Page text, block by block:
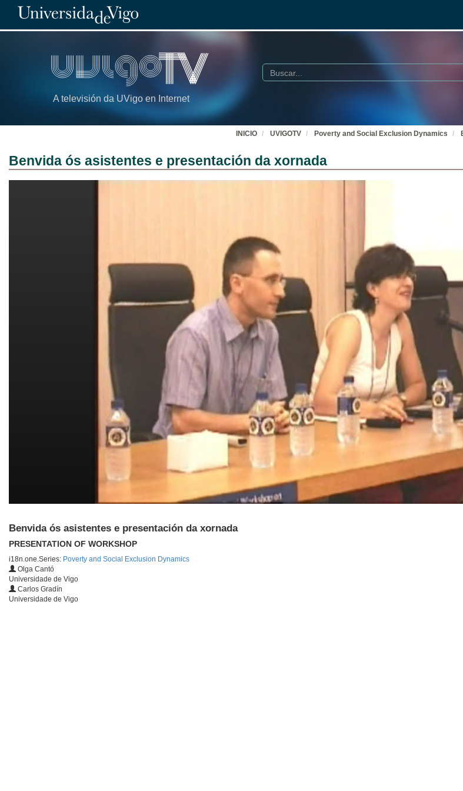
A televisión da UVigo en Internet
Buscar
INICIO UVIGOTV Poverty and Social Exclusion Dynamics
Benvida ós asistentes e presentación da xornada
Benvida ós asistentes e presentación da xornada
PRESENTATION OF WORKSHOP
i18n.one.Series: Poverty and Social Exclusion Dynamics
Olga Cantó
Universidade de Vigo
Carlos Gradín
Universidade de Vigo